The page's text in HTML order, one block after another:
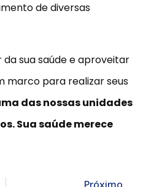
de diversas
sua saúde e aproveitar
marco para realizar seus
das nossas unidades
Sua saúde merece